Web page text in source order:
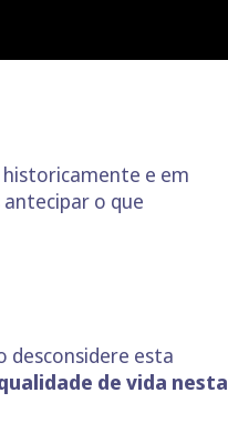
historicamente e em
o que
desconsidere esta
de vida nesta